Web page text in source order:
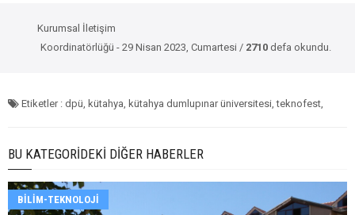
Kurumsal İletişim
Koordinatörlüğü - 29 Nisan 2023, Cumartesi / 2710defa okundu.
Etiketler : dpü, kütahya, kütahya dumlupınar üniversitesi, teknofest,
BU KATEGORIDEKI DIĞER HABERLER
BILIM-TEKNOLOJI